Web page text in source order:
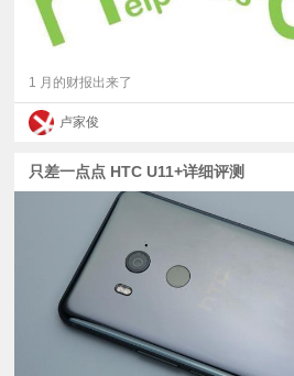
普
验
1 月的财报出来了
卢家俊
只差一点点 HTC U11+详细评测